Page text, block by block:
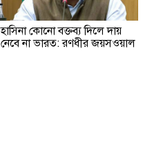
হাসিনা কোনো বক্তব্য দিলে দায়
নেবে না ভারত: রণধীর জয়সওয়াল